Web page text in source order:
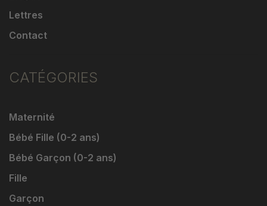
Lettres
Contact
CATÉGORIES
Maternité
Bébé Fille (0-2 ans)
Bébé Garçon (0-2 ans)
Fille
Garçon